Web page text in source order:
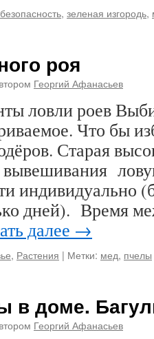
безопасность, зеленая изгородь,
роя
Георгий Афанасьев
ловли роев
Что бы
Старая
вывешивания
индивидуально
дней). Время
далее →
, Растения | Метки: мед, пчелы
в доме.
Георгий Афанасьев